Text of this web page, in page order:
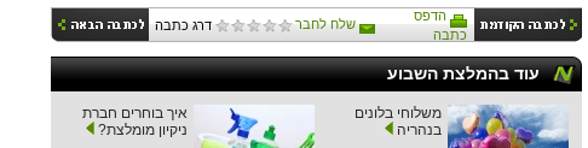
הדפס
כתבה
שלח לחבר דרג כתבה
עוד בהמלצת השבוע
משלוחי בלונים
בנהריה
איך בוחרים חברת
ניקיון מומלצת?